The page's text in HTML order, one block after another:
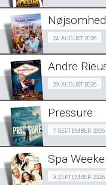
24. AUGUST 2026
Andre
29. AUGUST 2026
Pressure
7. SEPTEMBER 2026
Spa
9. SEPTEMBER 2026